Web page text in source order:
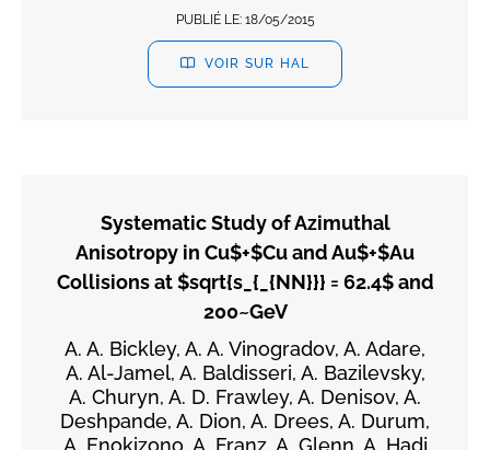
PUBLIÉ LE: 18/05/2015
VOIR SUR HAL
Systematic Study of Azimuthal
Anisotropy in Cu$+$Cu and Au$+$Au
Collisions at $sqrt{s_{_{NN}}} = 62.4$ and
200~GeV
A. A. Bickley, A. A. Vinogradov, A. Adare,
A. Al-Jamel, A. Baldisseri, A. Bazilevsky,
A. Churyn, A. D. Frawley, A. Denisov, A.
Deshpande, A. Dion, A. Drees, A. Durum,
A. Enokizono, A. Franz, A. Glenn, A. Hadj